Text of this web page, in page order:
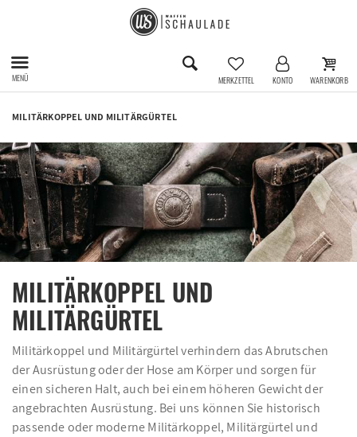
MENÜ MERKZETTEL KONTO WARENKORB
MILITÄRKOPPEL UND MILITÄRGÜRTEL
MILITÄRKOPPEL UND
MILITÄRGÜRTEL
Militärkoppel und Militärgürtel verhindern das Abrutschen
der Ausrüstung oder der Hose am Körper und sorgen für
einen sicheren Halt, auch bei einem höheren Gewicht der
angebrachten Ausrüstung. Bei uns können Sie historisch
passende oder moderne Militärkoppel, Militärgürtel und